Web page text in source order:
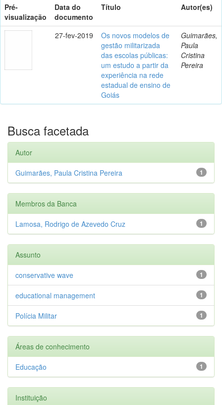
Pré-
visualização
Data do
documento
Título Autor(es)
27-fev-2019
Os novos modelos de
gestão militarizada
das escolas públicas:
um estudo a partir da
experiência na rede
estadual de ensino de
Goiás
Guimarães,
Paula
Cristina
Pereira
Busca facetada
Autor
1
Guimarães, Paula Cristina Pereira
Membros da Banca
1
Lamosa, Rodrigo de Azevedo Cruz
Assunto
1
conservative wave
1
educational management
1
Polícia Militar
Áreas de conhecimento
1
Educação
Instituição